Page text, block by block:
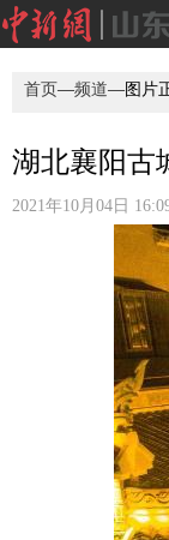
首页—频道—图片
湖北襄阳古
2021年10月04日